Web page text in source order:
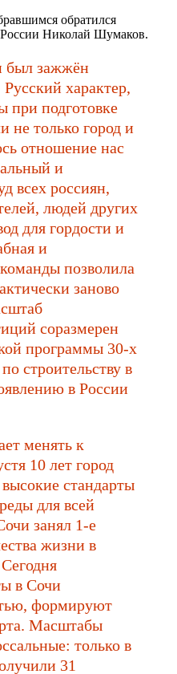
обратился
России Николай Шумаков.
был зажжён
характер,
при подготовке
только город и
отношение нас
и
всех россиян,
людей других
для гордости и
и
позволила
заново
соразмерен
программы 30-х
строительству в
в России
менять к
10 лет город
стандарты
для всей
занял 1-е
жизни в
в Сочи
формируют
Масштабы
только в
31